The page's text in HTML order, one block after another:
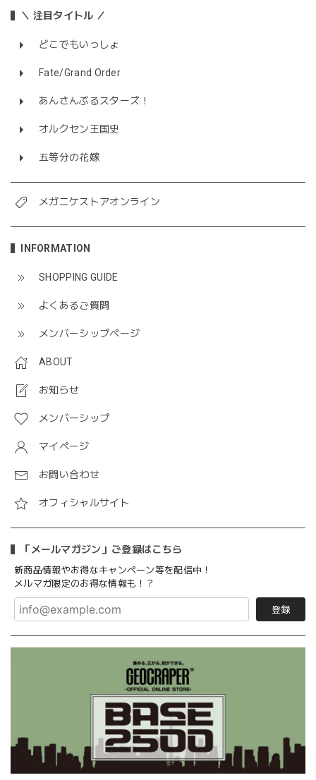
＼ 注目タイトル ／
どこでもいっしょ
Fate/Grand Order
あんさんぶるスターズ！
オルクセン王国史
五等分の花嫁
メガニケストアオンライン
INFORMATION
SHOPPING GUIDE
よくあるご質問
メンバーシップページ
ABOUT
お知らせ
メンバーシップ
マイページ
お問い合わせ
オフィシャルサイト
「メールマガジン」ご登録はこちら
新商品情報やお得なキャンペーン等を配信中！
メルマガ限定のお得な情報も！？
登録